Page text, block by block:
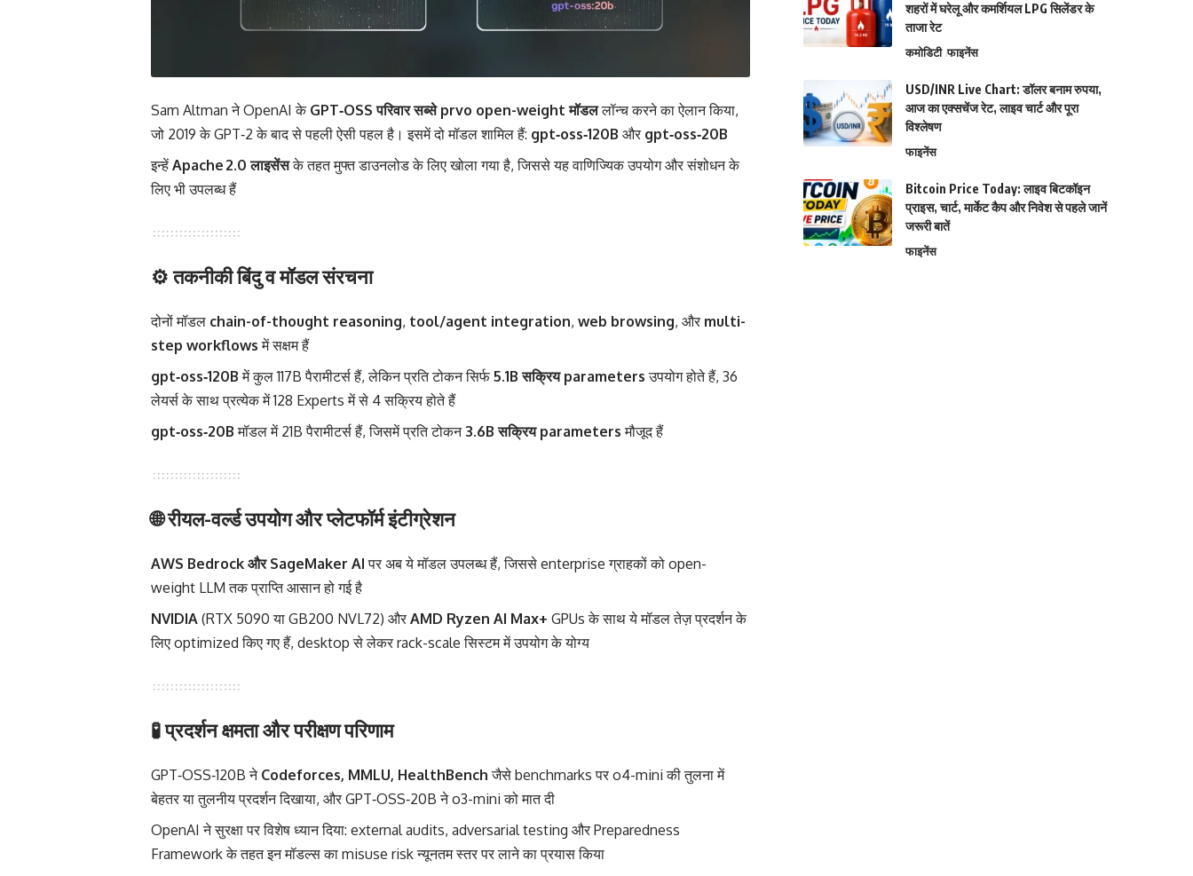
Sam Altman ने OpenAI के GPT‑OSS परिवार सब्से prvo open-weight मॉडललॉन्च करने का ऐलान किया,
जो 2019 के GPT‑2 के बाद से पहली ऐसी पहल है। इसमें दो मॉडल शामिल हैं: gpt‑oss‑120B और gpt‑oss‑20B
इन्हें Apache 2.0 लाइसेंसके तहत मुफ्त डाउनलोड के लिए खोला गया है, जिससे यह वाणिज्यिक उपयोग और संशोधन के
लिए भी उपलब्ध हैं
⚙️ तकनीकी बिंदु व मॉडल संरचना
दोनों मॉडल chain-of-thought reasoning, tool/agent integration, web browsing, और multi-
step workflows में सक्षम हैं
gpt‑oss‑120B में कुल 117B पैरामीटर्स हैं, लेकिन प्रति टोकन सिर्फ 5.1B सक्रिय parameters उपयोग होते हैं, 36
लेयर्स के साथ प्रत्येक में 128 Experts में से 4 सक्रिय होते हैं
gpt‑oss‑20B मॉडल में 21B पैरामीटर्स हैं, जिसमें प्रति टोकन 3.6B सक्रिय parameters मौजूद हैं
🌐 रीयल-वर्ल्ड उपयोग और प्लेटफॉर्म इंटीग्रेशन
AWS Bedrock और SageMaker AI पर अब ये मॉडल उपलब्ध हैं, जिससे enterprise ग्राहकों को open-
weight LLM तक प्राप्ति आसान हो गई है
NVIDIA (RTX 5090 या GB200 NVL72) और AMD Ryzen AI Max+ GPUs के साथ ये मॉडल तेज़ प्रदर्शन के
लिए optimized किए गए हैं, desktop से लेकर rack-scale सिस्टम में उपयोग के योग्य
🧪 प्रदर्शन क्षमता और परीक्षण परिणाम
GPT‑OSS‑120B ने Codeforces, MMLU, HealthBench जैसे benchmarks पर o4-mini की तुलना में
बेहतर या तुलनीय प्रदर्शन दिखाया, और GPT‑OSS‑20B ने o3-mini को मात दी
OpenAI ने सुरक्षा पर विशेष ध्यान दिया: external audits, adversarial testing और Preparedness
Framework के तहत इन मॉडल्स का misuse risk न्यूनतम स्तर पर लाने का प्रयास किया
शहरों में घरेलू और कमर्शियल LPG सिलेंडर के
ताजा रेट
कमोडिटी फाइनेंस
USD/INR Live Chart: डॉलर बनाम रुपया,
आज का एक्सचेंज रेट, लाइव चार्ट और पूरा
विश्लेषण
फाइनेंस
Bitcoin Price Today: लाइव बिटकॉइन
प्राइस, चार्ट, मार्केट कैप और निवेश से पहले जानें
जरूरी बातें
फाइनेंस